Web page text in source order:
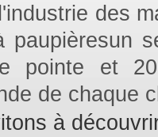
des
paupièresun
pointe et
de chaque
à